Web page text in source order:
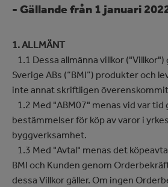
- Gällande från 1 januari
1. ALLMÄNT
1.1 Dessa allmänna villkor ("Villkor")
Sverige ABs (“BMI”) produkter och
inte annat skriftligen
1.2 Med "ABM07" menas vid var tid
bestämmelser för köp av varor i
byggverksamhet.
1.3 Med "Avtal" menas det
BMI och Kunden genom
dessa Villkor gäller. Om ingen